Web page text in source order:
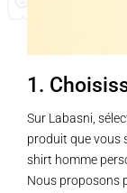
1.
Sur Labasni,
produit que vous
shirt homme
Nous proposons